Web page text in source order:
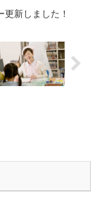
新しました！